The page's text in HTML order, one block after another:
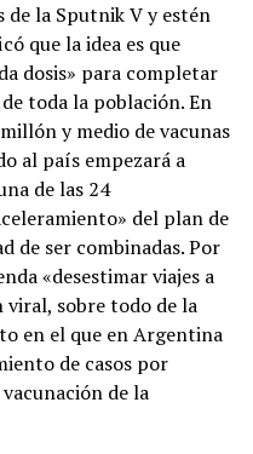
de la Sputnik V y estén
que la idea es que
dosis» para completar
toda la población. En
y medio de vacunas
al país empezará a
de las 24
del plan de
de ser combinadas. Por
«desestimar viajes a
viral, sobre todo de la
en el que en Argentina
de casos por
de la